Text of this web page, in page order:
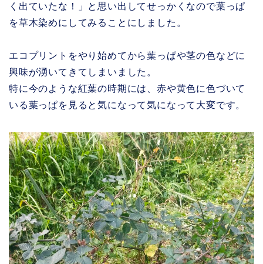
く出ていたな！」と思い出してせっかくなので葉っぱ
を草木染めにしてみることにしました。
エコプリントをやり始めてから葉っぱや茎の色などに
興味が湧いてきてしまいました。
特に今のような紅葉の時期には、赤や黄色に色づいて
いる葉っぱを見ると気になって気になって大変です。